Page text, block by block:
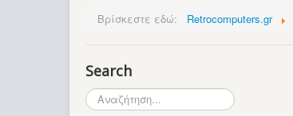
Βρίσκεστε εδώ: Retrocomputers.gr
Search
Αναζήτηση...